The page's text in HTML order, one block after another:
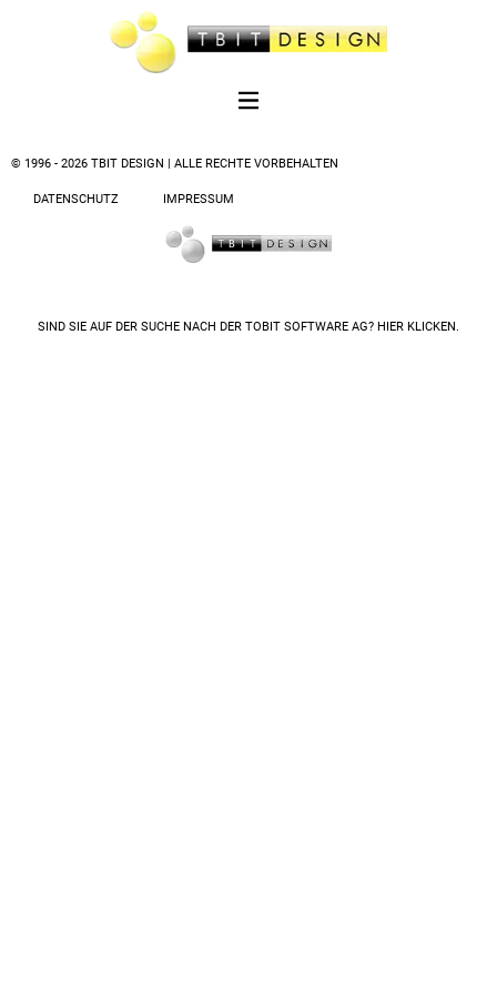
© 1996 - 2026 TBIT DESIGN | ALLE RECHTE VORBEHALTEN
DATENSCHUTZ IMPRESSUM
SIND SIE AUF DER SUCHE NACH DER TOBIT SOFTWARE AG? HIER KLICKEN.